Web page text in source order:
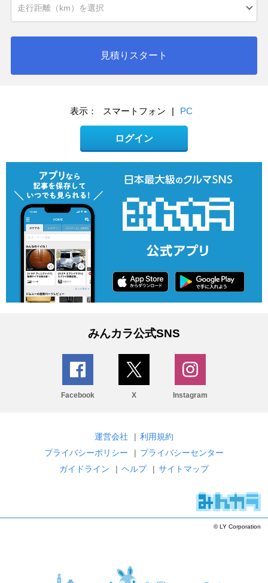
見積りスタート
表示： スマートフォン | PC
ログイン
みんカラ公式SNS
Facebook X Instagram
運営会社 | 利用規約
プライバシーポリシー
| プライバシーセンター
ガイドライン
| ヘルプ | サイトマップ
© LY Corporation